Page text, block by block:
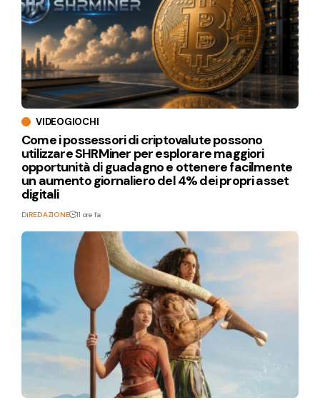
VIDEOGIOCHI
Come i possessori di criptovalute possono
utilizzare SHRMiner per esplorare maggiori
opportunità di guadagno e ottenere facilmente
un aumento giornaliero del 4% dei propri asset
digitali
DiREDAZIONE 11 ore fa